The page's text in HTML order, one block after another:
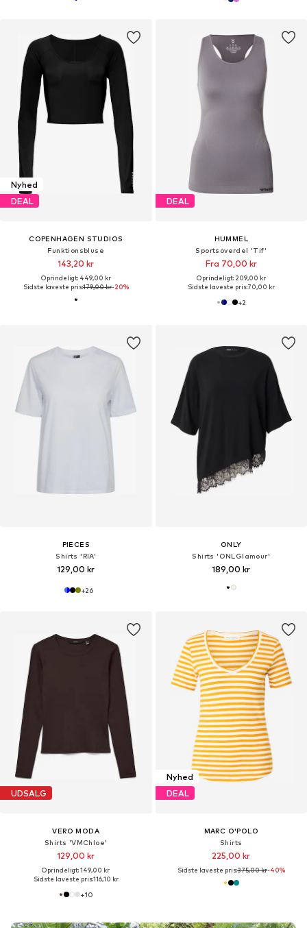
Nyhed
DEAL
COPENHAGEN STUDIOS
Funktionsbluse
143,20 kr
Oprindeligt: 449,00 kr
Sidste laveste pris:179,00 kr-20%
DEAL
HUMMEL
Sportsoverdel 'Tif'
Fra 70,00 kr
Oprindeligt: 209,00 kr
Sidste laveste pris:70,00 kr
+2
PIECES
Shirts 'RIA'
129,00 kr
+26
ONLY
Shirts 'ONLGlamour'
189,00 kr
UDSALG
VERO MODA
Shirts 'VMChloe'
129,00 kr
Oprindeligt: 149,00 kr
Sidste laveste pris:116,10 kr
+10
Nyhed
DEAL
MARC O'POLO
Shirts
225,00 kr
Sidste laveste pris:375,00 kr-40%